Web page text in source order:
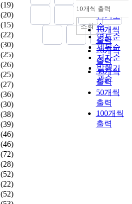
(19)
(20)
(15)
(22)
(30)
(25)
(26)
(25)
(27)
(36)
(30)
(38)
(39)
(46)
(46)
(72)
(28)
(52)
(22)
(52)
순
인기도
순
연도순
제목순
저자순
발행기
관순
내림차순
10개씩 출력
10개씩
출력
20개씩
출력
30개씩
출력
50개씩
출력
100개씩
출력
조회